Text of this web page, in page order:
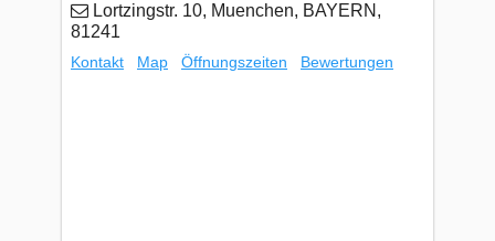
Lortzingstr. 10, Muenchen, BAYERN,
81241
Kontakt Map Öffnungszeiten Bewertungen